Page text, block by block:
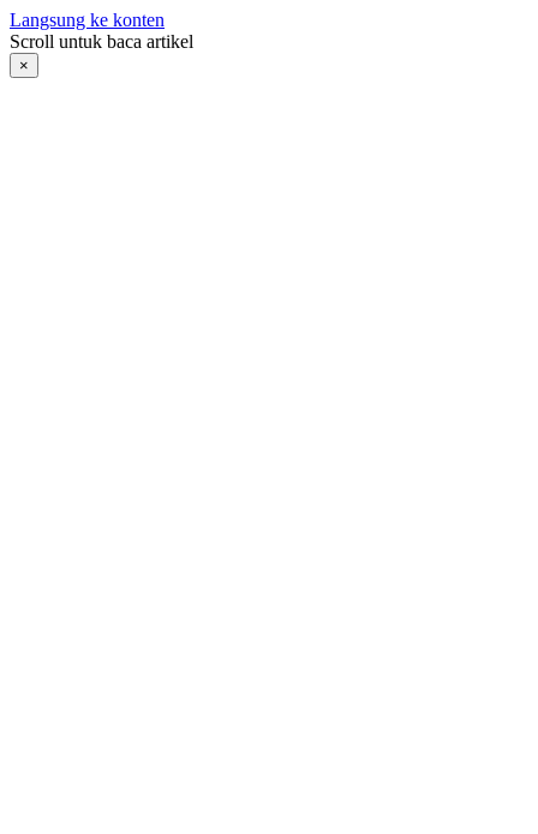
Langsung ke konten
Scroll untuk baca artikel
×